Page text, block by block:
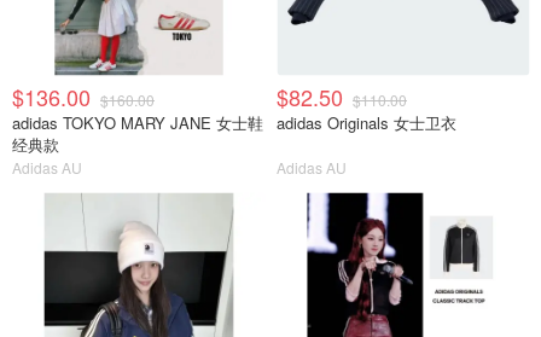
$136.00 $160.00
adidas TOKYO MARY JANE 女士鞋
经典款
Adidas AU
$82.50 $110.00
adidas Originals 女士卫衣
Adidas AU